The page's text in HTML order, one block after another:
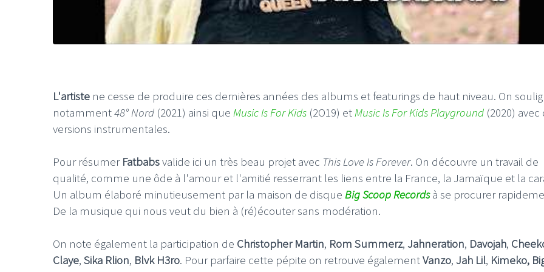
L'artiste ne cesse de produire ces dernières années des albums et featurings de haut niveau. On
notamment48° Nord (2021) ainsi que Music Is For Kids (2O19) etMusic Is For Kids Playground (2020) avec
versions instrumentales.
Pour résumer Fatbabsvalide ici un très beau projet avec This Love Is Forever. On découvre un travail de
qualité, comme une ôde à l'amour et l'amitié resserrant les liens entre la France, la Jamaïque et la
Un album élaboré minutieusement par la maison de disque Big Scoop Records à se procurer
De la musique qui nous veut du bien à (ré)écouter sans modération.
On note également la participation de Christopher Martin, Rom Summerz, Jahneration, Davojah,
Claye, Sika Rlion, Blvk H3ro. Pour parfaire cette pépite on retrouve égalementVanzo, Jah Lil, Kimeko,